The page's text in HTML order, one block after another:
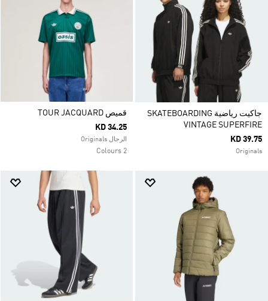
جاكيت رياضية SKATEBOARDING
VINTAGE SUPERFIRE
KD 39.75
Originals
قميص TOUR JACQUARD
KD 34.25
الرجال Originals
2 Colours